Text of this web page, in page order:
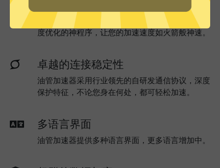
油管加速器已为所有油管加速器服务器部署实时速
度优化的神程序，让您的加速速度如火箭般神速。
卓越的连接稳定性
油管加速器采用行业领先的自研发通信协议，深度
保护特征，不论您身在何处，都可轻松加速。
多语言界面
油管加速器提供多种语言界面，更多语言增加中。